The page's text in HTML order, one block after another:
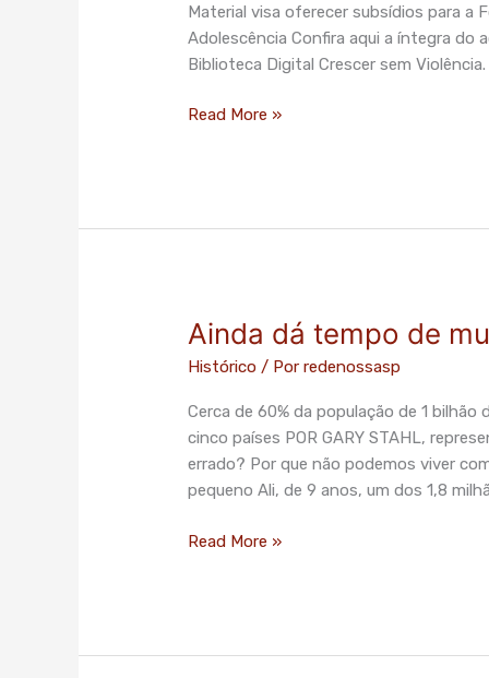
Material visa oferecer subsídios para a
Adolescência Confira aqui a íntegra do
Biblioteca Digital Crescer sem Violência.
Read More »
Ainda dá tempo de
Histórico / Porredenossasp
Cerca de 60% da população de 1
cinco países POR GARY STAHL,
errado? Por que não podemos viver
pequeno Ali, de 9 anos, um dos 1,8
Ainda
de
mudar
2030
–
Read More »